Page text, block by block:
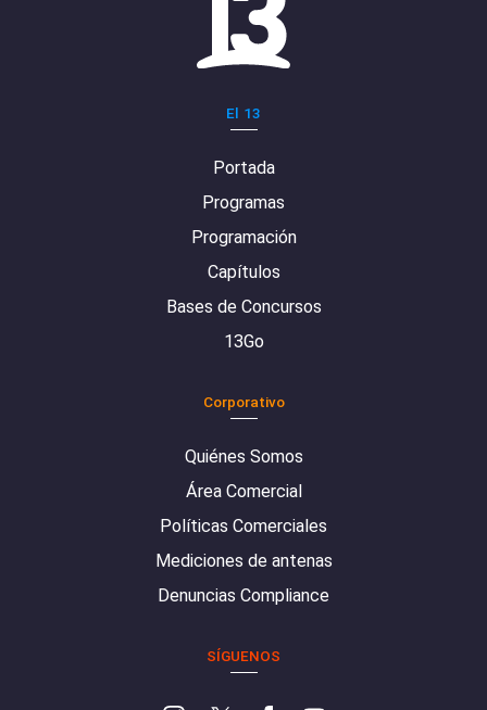
El 13
Portada
Programas
Programación
Capítulos
Bases de Concursos
13Go
Corporativo
Quiénes Somos
Área Comercial
Políticas Comerciales
Mediciones de antenas
Denuncias Compliance
SÍGUENOS